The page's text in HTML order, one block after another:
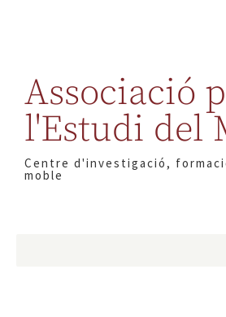
Associació
l'Estudi del
Centre d'investigació,
moble